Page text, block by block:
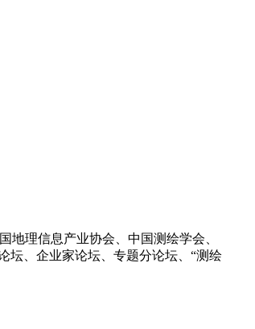
理信息产业协会、中国测绘学会、
坛、企业家论坛、专题分论坛、“测绘